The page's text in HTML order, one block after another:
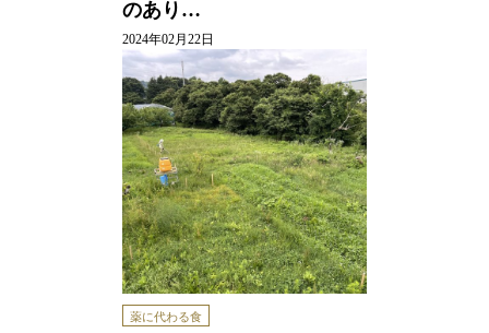
のあり…
2024年02月22日
薬に代わる食